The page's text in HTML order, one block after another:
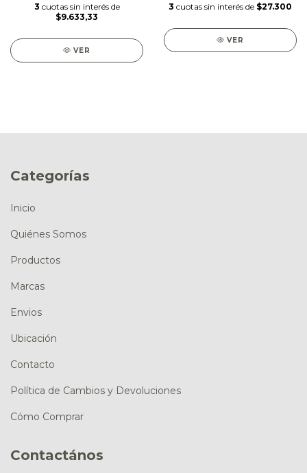
3 cuotas sin interés de
$9.633,33
VER
3 cuotas sin interés de $27.300
VER
Categorías
Inicio
Quiénes Somos
Productos
Marcas
Envios
Ubicación
Contacto
Política de Cambios y Devoluciones
Cómo Comprar
Contactános